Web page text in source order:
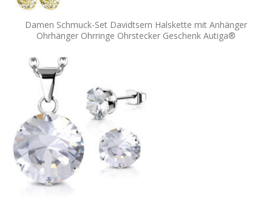
Damen Schmuck-Set Davidtsern Halskette mit Anhänger
Ohrhänger Ohrringe Ohrstecker Geschenk Autiga®